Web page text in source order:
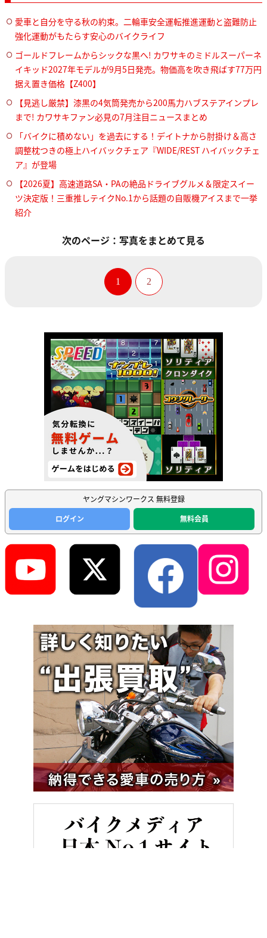
愛車と自分を守る秋の約束。二輪車安全運転推進運動と盗難防止
強化運動がもたらす安心のバイクライフ
ゴールドフレームからシックな黒へ! カワサキのミドルスーパーネ
イキッド2027年モデルが9月5日発売。物価高を吹き飛ばす77万円
据え置き価格【Z400】
【見逃し厳禁】漆黒の4気筒発売から200馬力ハブステアインプレ
まで! カワサキファン必見の7月注目ニュースまとめ
「バイクに積めない」を過去にする！デイトナから肘掛け＆高さ
調整枕つきの極上ハイバックチェア『WIDE/REST ハイバックチェ
ア』が登場
【2026夏】高速道路SA・PAの絶品ドライブグルメ＆限定スイー
ツ決定版！三重推しテイクNo.1から話題の自販機アイスまで一挙
紹介
次のページ：写真をまとめて見る
1 2
ヤングマシンワークス 無料登録
ログイン
無料会員